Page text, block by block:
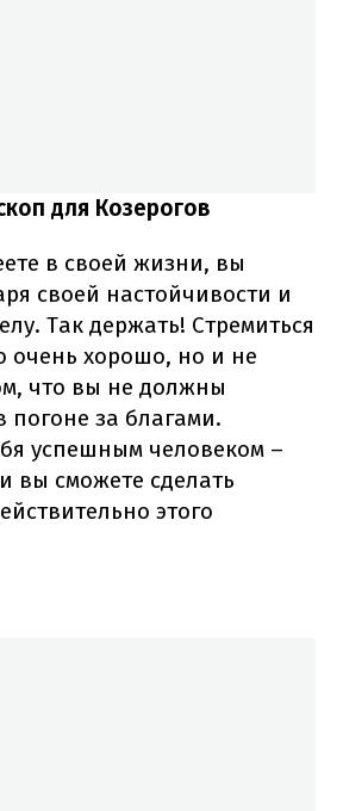
для Козерогов
в своей жизни, вы
своей настойчивости и
Так держать! Стремиться
очень хорошо, но и не
что вы не должны
погоне за благами.
успешным человеком –
вы сможете сделать
этого